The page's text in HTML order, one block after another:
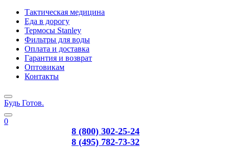
Тактическая медицина
Еда в дорогу
Термосы Stanley
Фильтры для воды
Оплата и доставка
Гарантия и возврат
Оптовикам
Контакты
Будь Готов.
0
8 (800) 302-25-24
8 (495) 782-73-32